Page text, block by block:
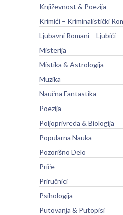
Književnost & Poezija
Krimići – Kriminalistički
Ljubavni Romani – Ljubići
Misterija
Mistika & Astrologija
Muzika
Naučna Fantastika
Poezija
Poljoprivreda & Biologija
Popularna Nauka
Pozorišno Delo
Priče
Priručnici
Psihologija
Putovanja & Putopisi